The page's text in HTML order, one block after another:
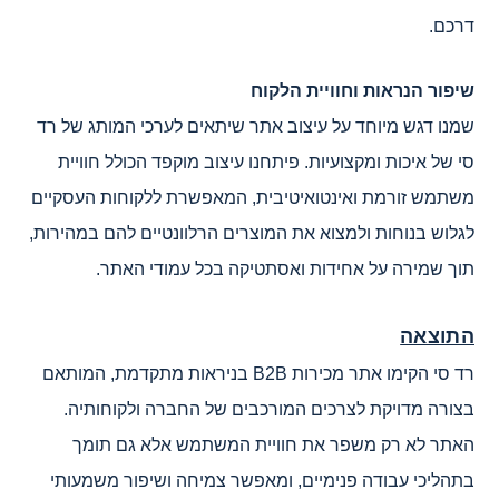
דרכם.
שיפור הנראות וחוויית הלקוח
שמנו דגש מיוחד על עיצוב אתר שיתאים לערכי המותג של רד
סי של איכות ומקצועיות. פיתחנו עיצוב מוקפד הכולל חוויית
משתמש זורמת ואינטואיטיבית, המאפשרת ללקוחות העסקיים
לגלוש בנוחות ולמצוא את המוצרים הרלוונטיים להם במהירות,
תוך שמירה על אחידות ואסתטיקה בכל עמודי האתר.
התוצאה
רד סי הקימו אתר מכירות B2B בניראות מתקדמת, המותאם
בצורה מדויקת לצרכים המורכבים של החברה ולקוחותיה.
האתר לא רק משפר את חוויית המשתמש אלא גם תומך
בתהליכי עבודה פנימיים, ומאפשר צמיחה ושיפור משמעותי